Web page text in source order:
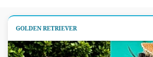
GOLDEN RETRIEVER